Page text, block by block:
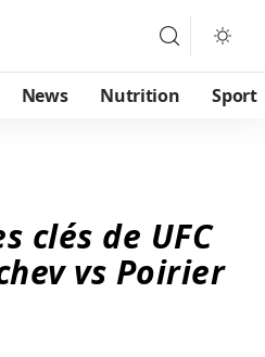
News Nutrition Sport
clés de UFC
vs Poirier